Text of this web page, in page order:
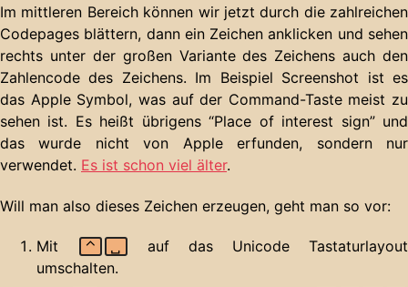
Im mittleren Bereich können wir jetzt durch die zahlreichen
Codepages blättern, dann ein Zeichen anklicken und sehen
rechts unter der großen Variante des Zeichens auch den
Zahlencode des Zeichens. Im Beispiel Screenshot ist es
das Apple Symbol, was auf der Command-Taste meist zu
sehen ist. Es heißt übrigens “Place of interest sign” und
das wurde nicht von Apple erfunden, sondern nur
verwendet. Es ist schon viel älter.
Will man also dieses Zeichen erzeugen, geht man so vor:
Mit ⌃ ␣
auf das Unicode Tastaturlayout
umschalten.